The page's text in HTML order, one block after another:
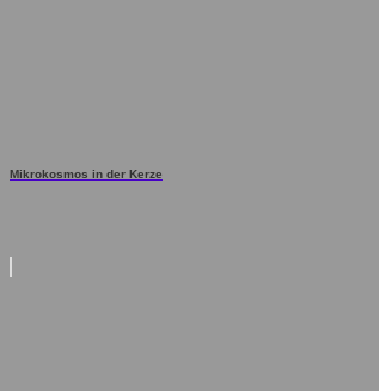
Mikrokosmos in der Kerze